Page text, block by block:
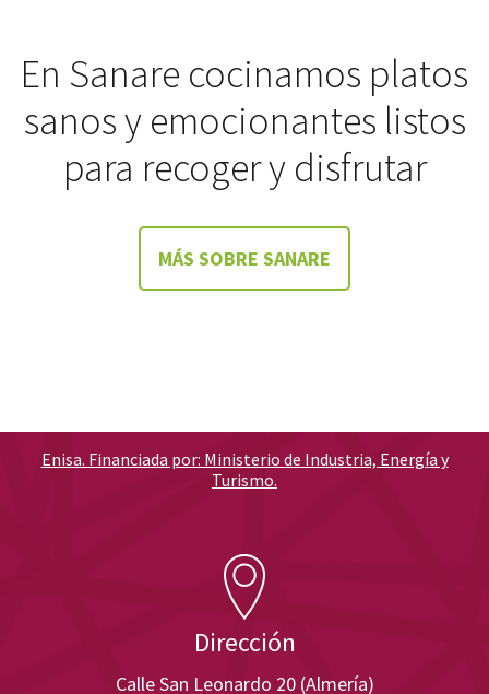
En Sanare cocinamos platos
sanos y emocionantes listos
para recoger y disfrutar
MÁS SOBRE SANARE
Dirección
Calle San Leonardo 20 (Almería)
Enisa. Financiada por: Ministerio de Industria, Energía y
Turismo.